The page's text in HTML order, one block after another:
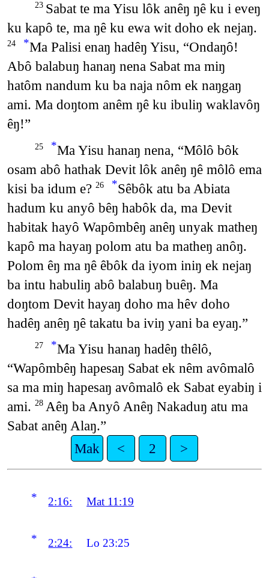
23 Sabat te ma Yisu lôk anêŋ ŋê ku i eveŋ
ku kapô te, ma ŋê ku ewa wit doho ek nejaŋ.
24 *Ma Palisi enaŋ hadêŋ Yisu, “Ondaŋô!
Abô balabuŋ hanaŋ nena Sabat ma miŋ
hatôm nandum ku ba naja nôm ek naŋgaŋ
ami. Ma doŋtom anêm ŋê ku ibuliŋ waklavôŋ
êŋ!”
25 *Ma Yisu hanaŋ nena, “Môlô bôk
osam abô hathak Devit lôk anêŋ ŋê môlô ema
kisi ba idum e? 26 *Sêbôk atu ba Abiata
hadum ku anyô bêŋ habôk da, ma Devit
habitak hayô Wapômbêŋ anêŋ unyak matheŋ
kapô ma hayaŋ polom atu ba matheŋ anôŋ.
Polom êŋ ma ŋê êbôk da iyom iniŋ ek nejaŋ
ba intu habuliŋ abô balabuŋ buêŋ. Ma
doŋtom Devit hayaŋ doho ma hêv doho
hadêŋ anêŋ ŋê takatu ba iviŋ yani ba eyaŋ.”
27 *Ma Yisu hanaŋ hadêŋ thêlô,
“Wapômbêŋ hapesaŋ Sabat ek nêm avômalô
sa ma miŋ hapesaŋ avômalô ek Sabat eyabiŋ i
ami. 28 Aêŋ ba Anyô Anêŋ Nakaduŋ atu ma
Sabat anêŋ Alaŋ.”
Mak
< 2 >
* 2:16: Mat 11:19
* 2:24: Lo 23:25